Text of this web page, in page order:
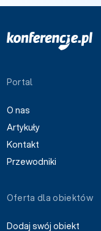
Portal
O nas
Artykuły
Kontakt
Przewodniki
Oferta dla obiektów
Dodaj swój obiekt